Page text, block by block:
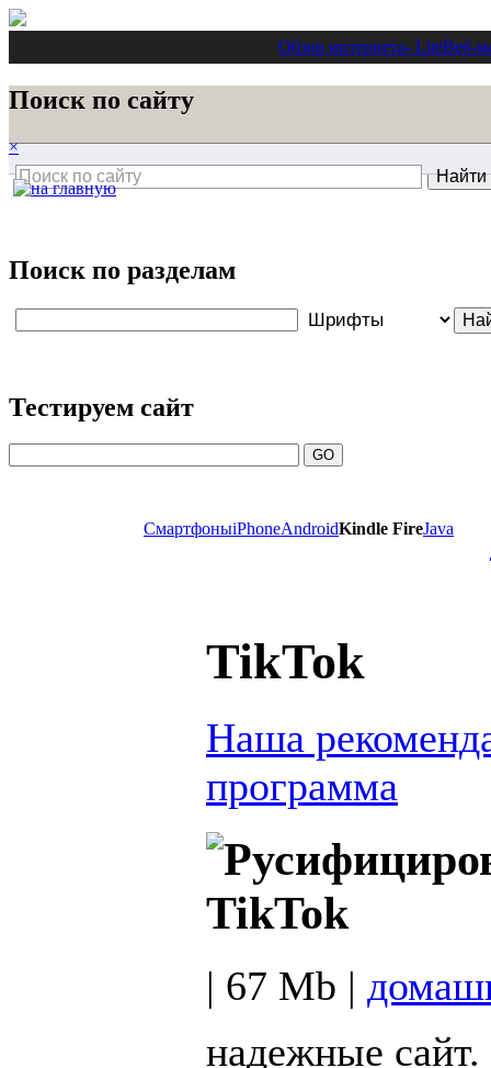
Обзор интернета- LiteВеб-
Поиск по сайту
×
Поиск по разделам
Тестируем сайт
СмартфоныiPhoneAndroidKindle FireJava
TikTok
Наша
программа
TikTok
| 67 Mb |
надежные сайт.